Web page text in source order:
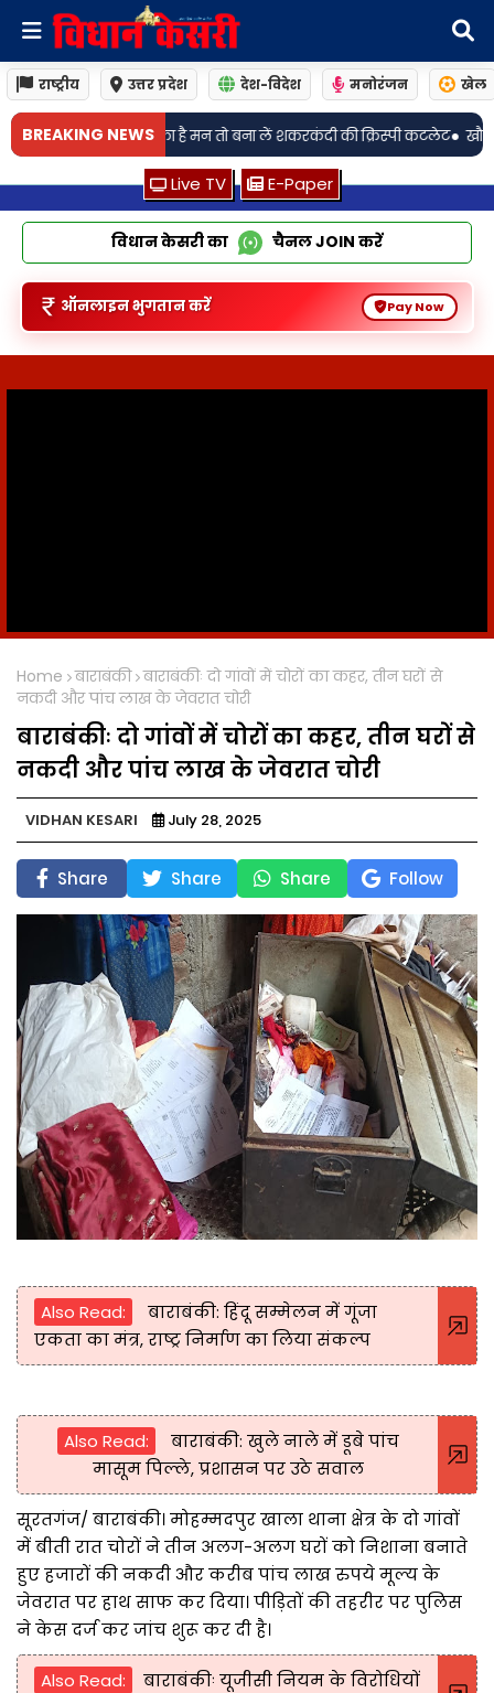
राष्ट्रीय उत्तर प्रदेश देश-विदेश मनोरंजन खेल
BREAKING NEWS
है मन तो बना लें शकरकंदी की क्रिस्पी कटलेट• खौफनाक वारदात! महिला ने
Live TV E-Paper
विधान केसरी का चैनलJOIN करें
ऑनलाइन भुगतान करें Pay Now
Home बाराबंकी बाराबंकीः दो गांवों में चोरों का कहर, तीन घरों से
नकदी और पांच लाख के जेवरात चोरी
बाराबंकीः दो गांवों में चोरों का कहर, तीन घरों से
नकदी और पांच लाख के जेवरात चोरी
VIDHAN KESARI July 28, 2025
Share Share Share Follow
Also Read:
बाराबंकी: हिंदू सम्मेलन में गूंजा
एकता का मंत्र, राष्ट्र निर्माण का लिया संकल्प
Also Read:
बाराबंकी: खुले नाले में डूबे पांच
मासूम पिल्ले, प्रशासन पर उठे सवाल
सूरतगंज/ बाराबंकी। मोहम्मदपुर खाला थाना क्षेत्र के दो गांवों
में बीती रात चोरों ने तीन अलग-अलग घरों को निशाना बनाते
हुए हजारों की नकदी और करीब पांच लाख रुपये मूल्य के
जेवरात पर हाथ साफ कर दिया। पीड़ितों की तहरीर पर पुलिस
ने केस दर्ज कर जांच शुरू कर दी है।
Also Read:
बाराबंकीः यूजीसी नियम के विरोधियों